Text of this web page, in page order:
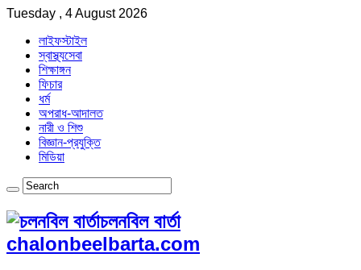
Tuesday , 4 August 2026
লাইফস্টাইল
স্বাস্থ্যসেবা
শিক্ষাঙ্গন
ফিচার
ধর্ম
অপরাধ-আদালত
নারী ও শিশু
বিজ্ঞান-প্রযুক্তি
মিডিয়া
চলনবিল বার্তা
chalonbeelbarta.com